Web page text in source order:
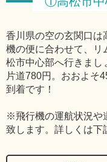
香川県の空の玄関口は
機の便に合わせて、リ
松市中心部へ行きまし
片道780円。おおよそ
到着です！
※飛行機の運航状況や
致します。詳しくは下